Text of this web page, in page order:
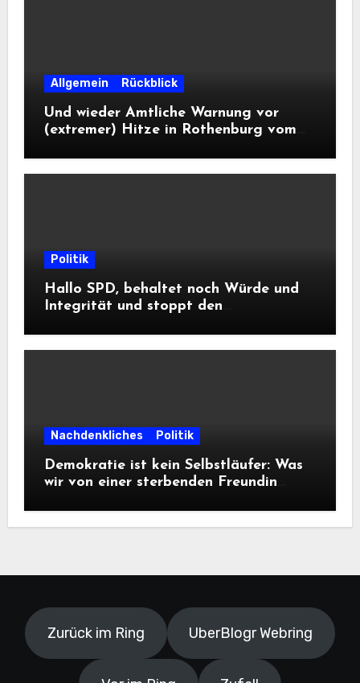
Allgemein Rückblick
Und wieder Amtliche Warnung vor
(extremer) Hitze in Rothenburg vom
Politik
Hallo SPD, behaltet noch Würde und
Integrität und stoppt den
Informationsfreiheit!
Nachdenkliches Politik
Demokratie ist kein Selbstläufer: Was
wir von einer sterbenden Freundin
Zurück im Ring UberBlogr Webring